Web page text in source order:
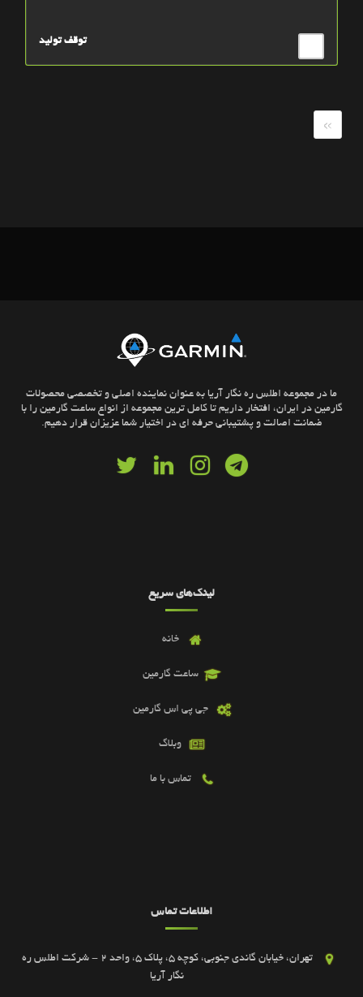
توقف تولید
»
ما در مجموعه اطلس ره نگار آریا به عنوان نماینده اصلی و تخصصی محصولات
گارمین در ایران، افتخار داریم تا کامل ترین مجموعه از انواع ساعت گارمین را با
ضمانت اصالت و پشتیبانی حرفه ای در اختیار شما عزیزان قرار دهیم.
لینک‌های سریع
خانه
ساعت گارمین
جی پی اس گارمین
وبلاگ
تماس با ما
اطلاعات تماس
تهران، خیابان گاندی جنوبی، کوچه 5، پلاک 5، واحد 2 - شرکت اطلس ره
نگار آریا